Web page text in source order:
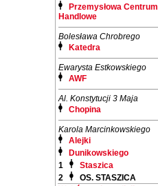
Przemysłowa Centrum
Handlowe
Bolesława Chrobrego
Katedra
Ewarysta Estkowskiego
AWF
Al. Konstytucji 3 Maja
Chopina
Karola Marcinkowskiego
Alejki
Dunikowskiego
1
Staszica
2
OS. STASZICA